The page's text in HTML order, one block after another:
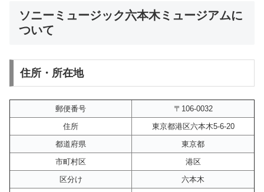
ソニーミュージック六本木ミュージアムに
ついて
住所・所在地
郵便番号
〒106-0032
住所
東京都港区六本木5-6-20
都道府県
東京都
市町村区
港区
区分け
六本木